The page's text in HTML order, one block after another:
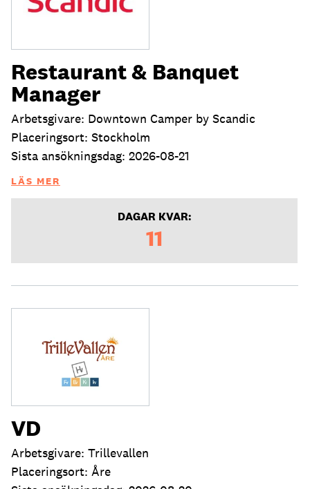
Restaurant & Banquet
Manager
Arbetsgivare: Downtown Camper by Scandic
Placeringsort: Stockholm
Sista ansökningsdag: 2026-08-21
LÄS MER
DAGAR KVAR:
11
VD
Arbetsgivare: Trillevallen
Placeringsort: Åre